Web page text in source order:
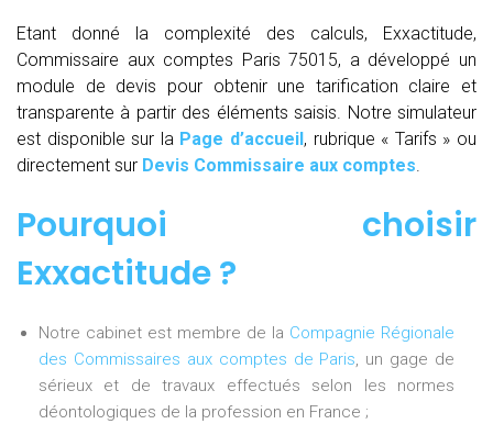
Etant donné la complexité des calculs, Exxactitude,
Commissaire aux comptes Paris 75015, a développé un
module de devis pour obtenir une tarification claire et
transparente à partir des éléments saisis. Notre simulateur
est disponible sur la Page d’accueil, rubrique « Tarifs » ou
directement sur Devis Commissaire aux comptes.
Pourquoi choisir
Exxactitude ?
Notre cabinet est membre de la Compagnie Régionale
des Commissaires aux comptes de Paris, un gage de
sérieux et de travaux effectués selon les normes
déontologiques de la profession en France ;